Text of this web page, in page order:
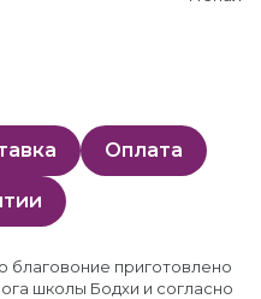
Оплата
благовоние приготовлено
школы Бодхи и согласно